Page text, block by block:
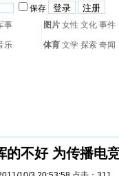
保存
事 图片 女性 文化 事件
乐 体育 文学 探索 奇闻
的不好 为传播电